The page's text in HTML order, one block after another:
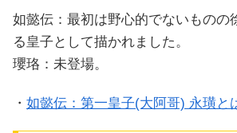
如懿伝：最初は野心的でないものの
る皇子として描かれました。
瓔珞：未登場。
・ 如懿伝：第一皇子(大阿哥) 永璜と